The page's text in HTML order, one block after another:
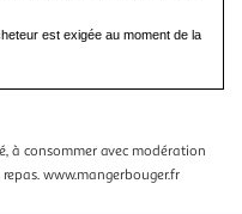
est exigée au moment de la
à consommer avec modération
www.mangerbouger.fr